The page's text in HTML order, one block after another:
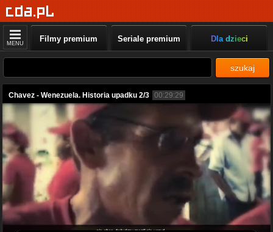
MENU Filmy premium Seriale premium Dla dzieci
szukaj
Chavez - Wenezuela. Historia upadku 2/3 00:29:29